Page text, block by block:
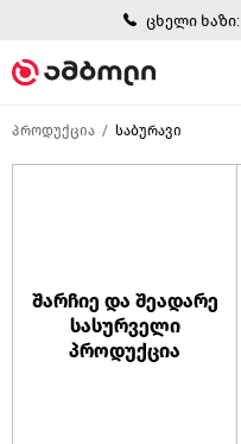
ცხელი ხაზი:
პროდუქცია საბურავი
შარჩიე და შეადარე
სასურველი
პროდუქცია